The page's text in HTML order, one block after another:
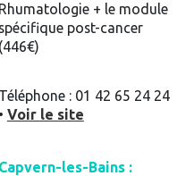
Rhumatologie + le module
spécifique post-cancer
(446€)
Téléphone : 01 42 65 24 24
• Voir le site
Capvern-les-Bains :